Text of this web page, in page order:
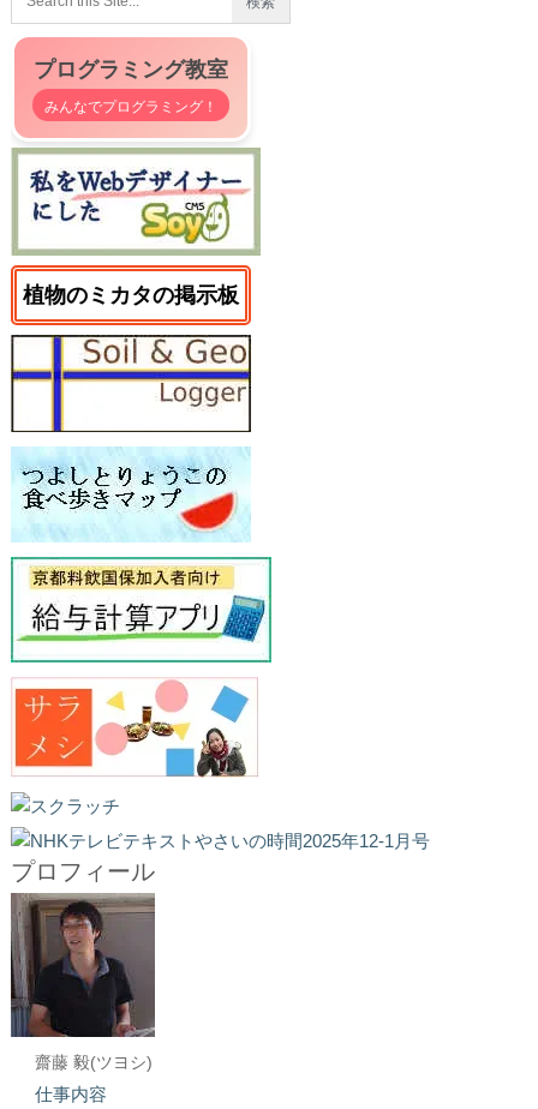
プログラミング教室
みんなでプログラミング！
植物のミカタの掲示板
プロフィール
齋藤 毅(ツヨシ)
仕事内容